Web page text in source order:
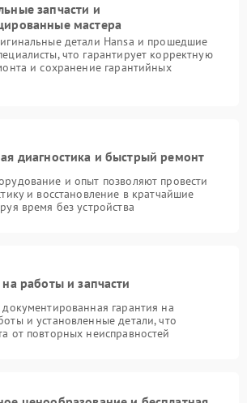
запчасти и
мастера
детали Hansa и прошедшие
что гарантирует корректную
и сохранение гарантийных
диагностика и быстрый ремонт
и опыт позволяют провести
и восстановление в кратчайшие
время без устройства
на работы и запчасти
документированная гарантия на
и установленные детали, что
от повторных неисправностей